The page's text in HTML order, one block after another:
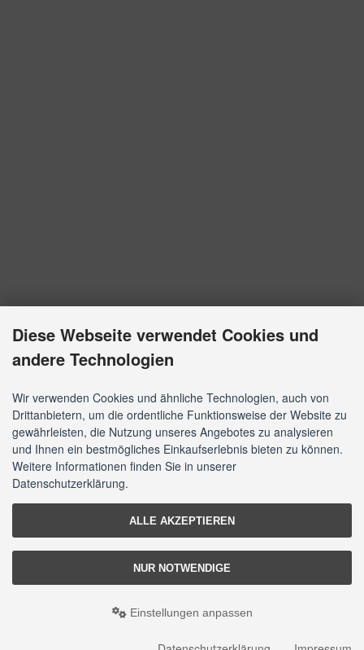
Diese Webseite verwendet Cookies und
andere Technologien
Wir verwenden Cookies und ähnliche Technologien, auch von
Drittanbietern, um die ordentliche Funktionsweise der Website zu
gewährleisten, die Nutzung unseres Angebotes zu analysieren
und Ihnen ein bestmögliches Einkaufserlebnis bieten zu können.
Weitere Informationen finden Sie in unserer
Datenschutzerklärung.
ALLE AKZEPTIEREN
NUR NOTWENDIGE
Einstellungen anpassen